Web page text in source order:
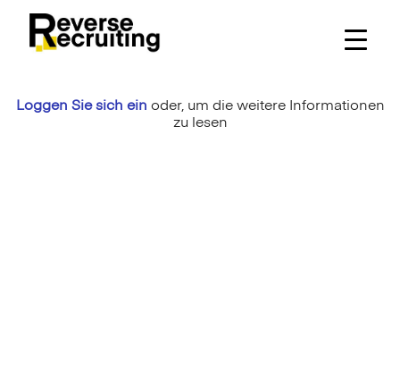
content
Loggen Sie sich ein oder, um die weitere Informationen
zu lesen